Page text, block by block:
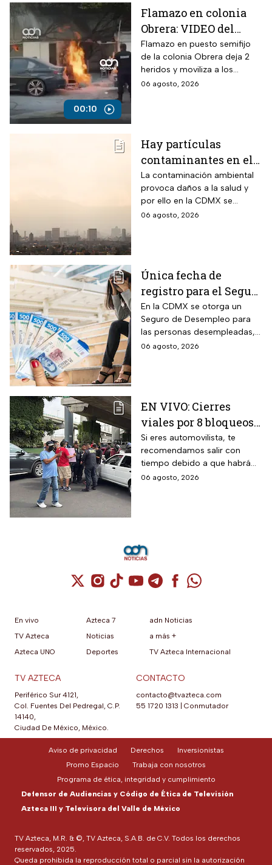
00:10
Flamazo en colonia
Obrera: VIDEO del
siniestro en puesto
semifijo que dejó
heridos
Flamazo en puesto semifijo
de la colonia Obrera deja 2
heridos y moviliza a los
servicios de emergencia en
06 agosto, 2026
Hay partículas
contaminantes en el
ambiente; así está la
calidad del aire hoy
en CDMX
La contaminación ambiental
provoca daños a la salud y
por ello en la CDMX se
monitorea la calidad del aire
06 agosto, 2026
Única fecha de
registro para el Seguro
de Desempleo en
CDMX que da 3 mil
566 pesos
En la CDMX se otorga un
Seguro de Desempleo para
las personas desempleadas,
así que si perdiste tu trabajo
06 agosto, 2026
EN VIVO: Cierres
viales por 8 bloqueos
en CDMX hoy
Si eres automovilista, te
recomendamos salir con
tiempo debido a que habrá
cierres viales por
06 agosto, 2026
Cuenta de X / Twitter (se abre en una
Cuenta de Instagram (se abre en una
Cuenta de TikTok (se abre en
Cuenta de YouTube (se abre
Cuenta de Telegram (se
Cuenta de
Cuenta de
En vivo
TV Azteca
Azteca UNO
Azteca 7
Noticias
Deportes
adn Noticias
a más +
TV Azteca Internacional
TV AZTECA
Periférico Sur 4121,
Col. Fuentes Del Pedregal, C.P.
14140,
Ciudad De México, México.
CONTACTO
contacto@tvazteca.com
55 1720 1313 | Conmutador
TV Azteca, M.R. & ©, TV Azteca, S.A.B. de C.V. Todos los derechos
reservados, 2025.
Queda prohibida la reproducción total o parcial sin la autorización
Aviso de privacidad Derechos
Inversionistas
Promo Espacio
Trabaja con nosotros
Programa de ética, integridad y cumplimiento
Defensor de Audiencias y Código de Ética de Televisión
Azteca III y Televisora del Valle de México